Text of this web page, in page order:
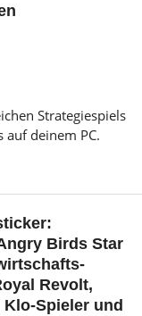
Strategiespiels
auf deinem PC.
Birds Star
Revolt,
Spieler und